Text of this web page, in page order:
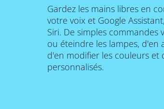
Gardez les mains libres en
votre voix et Google
Siri. De simples
ou éteindre les lampes,
d'en modifier les couleurs et
personnalisés.